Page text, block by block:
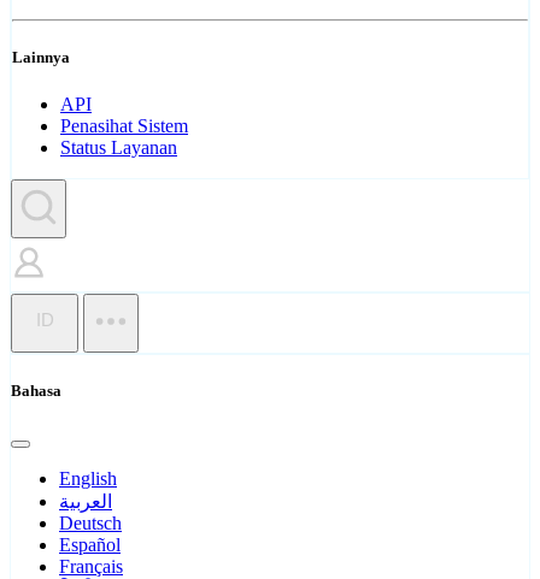
Lainnya
API
Penasihat Sistem
Status Layanan
ID
Bahasa
English
العربية
Deutsch
Español
Français